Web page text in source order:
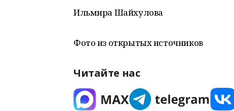
Ильмира Шайхулова
Фото из открытых источников
Читайте нас